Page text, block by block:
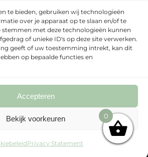
te bieden, gebruiken wij technologieën
over je apparaat op te slaan en/of te
stemmen met deze technologieën kunnen
of unieke ID's op deze site verwerken.
geeft of uw toestemming intrekt, kan dit
op bepaalde functies en
Accepteren
Bekijk voorkeuren
Privacy Statement
09:00 ~ 17:00
Gesloten
Meerte's
statement EU|Privacybeleid
0